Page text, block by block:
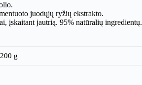
juodųjų ryžių ekstrakto.
įskaitant jautrią. 95% natūralių ingredientų.
200 g